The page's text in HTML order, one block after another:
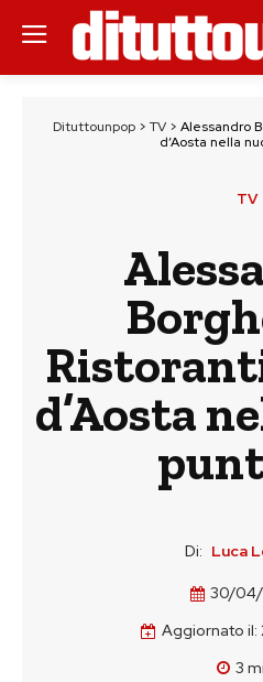
Dituttounpop> TV> Alessandro
d’Aosta nella
TV
d’Aosta
Di: Luca
30/
Aggiornato il:
3